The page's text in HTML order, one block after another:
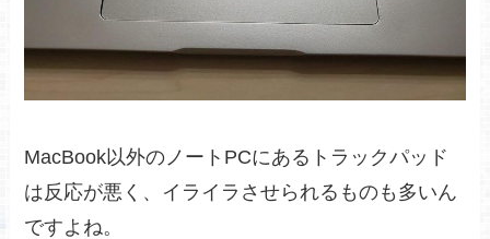
MacBook以外のノートPCにあるトラックパッド
は反応が悪く、イライラさせられるものも多いん
ですよね。